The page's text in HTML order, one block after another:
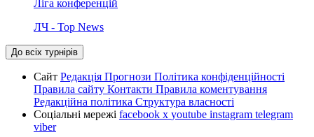
Ліга конференцій
ЛЧ - Top News
До всіх турнірів
Сайт Редакція Прогнози Політика конфіденційності
Правила сайту Контакти Правила коментування
Редакційна політика Структура власності
Соціальні мережі facebook x youtube instagram telegram
viber